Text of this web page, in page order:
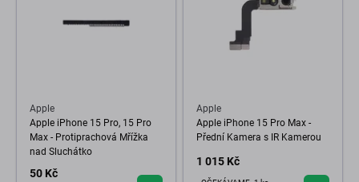
Apple
Apple iPhone 15 Pro, 15 Pro
Max - Protiprachová Mřížka
nad Sluchátko
50 Kč
Apple
Apple iPhone 15 Pro Max -
Přední Kamera s IR Kamerou
1 015 Kč